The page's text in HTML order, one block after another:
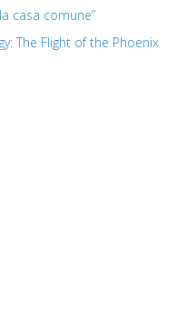
casa comune”
The Flight of the Phoenix